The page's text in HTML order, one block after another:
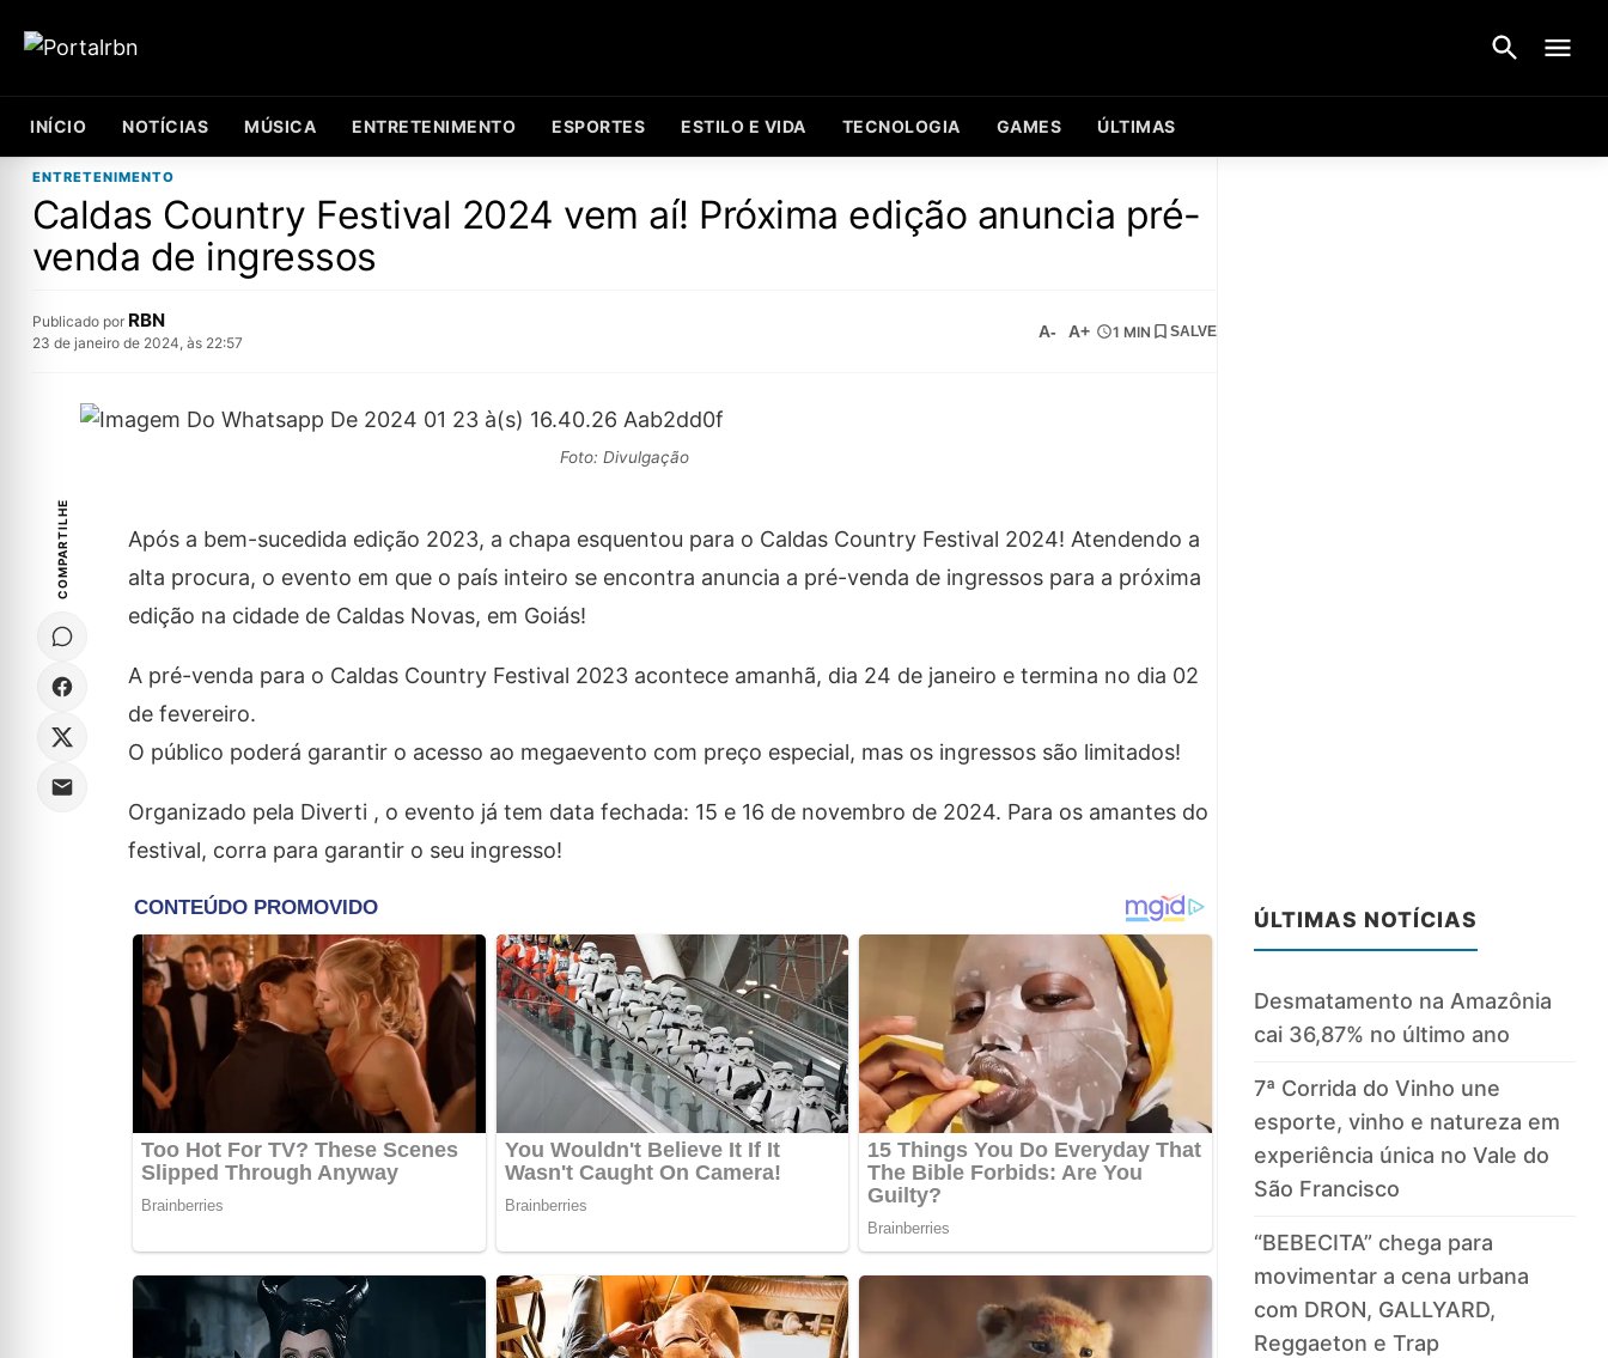
INÍCIO NOTÍCIAS MÚSICA ENTRETENIMENTO ESPORTES ESTILO E VIDA TECNOLOGIA GAMES ÚLTIMAS
ENTRETENIMENTO
Caldas Country Festival 2024 vem aí! Próxima edição anuncia pré-
venda de ingressos
Publicado por RBN
23 de janeiro de 2024, às 22:57
A- A+ 1 MIN SALVE
Foto: Divulgação
COMPARTILHE
Após a bem-sucedida edição 2023, a chapa esquentou para o Caldas Country Festival 2024! Atendendo a
alta procura, o evento em que o país inteiro se encontra anuncia a pré-venda de ingressos para a próxima
edição na cidade de Caldas Novas, em Goiás!
A pré-venda para o Caldas Country Festival 2023 acontece amanhã, dia 24 de janeiro e termina no dia 02
de fevereiro.
O público poderá garantir o acesso ao megaevento com preço especial, mas os ingressos são limitados!
Organizado pela Diverti , o evento já tem data fechada: 15 e 16 de novembro de 2024. Para os amantes do
festival, corra para garantir o seu ingresso!
ÚLTIMAS NOTÍCIAS
Desmatamento na Amazônia
cai 36,87% no último ano
7ª Corrida do Vinho une
esporte, vinho e natureza em
experiência única no Vale do
São Francisco
“BEBECITA” chega para
movimentar a cena urbana
com DRON, GALLYARD,
Reggaeton e Trap